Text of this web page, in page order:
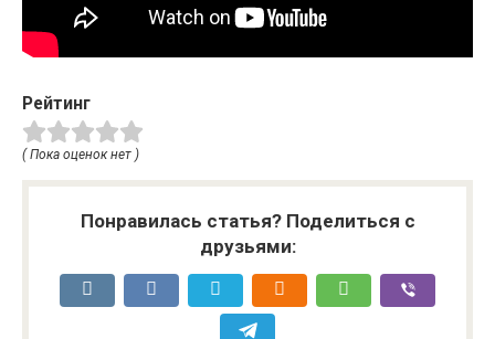
Рейтинг
( Пока оценок нет )
Понравилась статья? Поделиться с
друзьями: